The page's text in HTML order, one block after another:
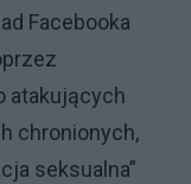
Facebooka
atakujących
chronionych,
seksualna”